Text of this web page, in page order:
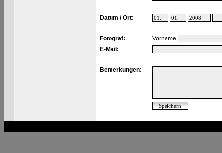
Datum / Ort:
Fotograf:
Vorname
E-Mail:
Bemerkungen: